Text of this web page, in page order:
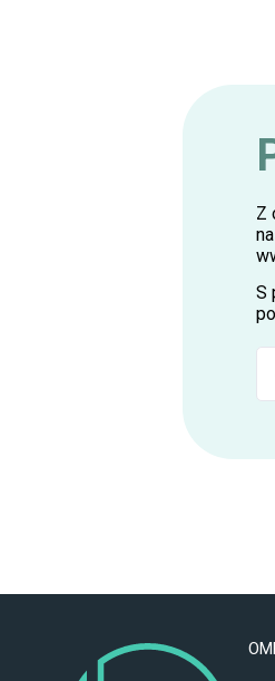
Z
S
<p>Z